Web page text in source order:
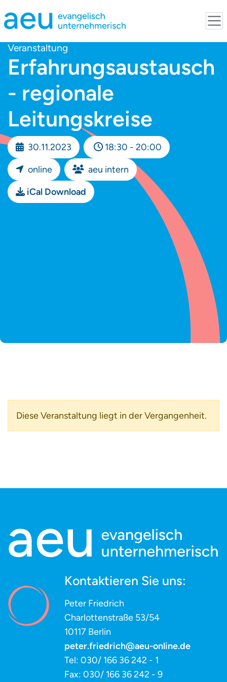
Veranstaltung
Erfahrungsaustausch
- regionale
Leitungskreise
30.11.2023
18:30 - 20:00
online
aeu intern
iCal Download
Diese Veranstaltung liegt in der Vergangenheit.
Kontaktieren Sie uns:
Peter Friedrich
Charlottenstraße 53/54
10117 Berlin
peter.friedrich@aeu-online.de
Tel: 030/ 166 36 242 - 1
Fax: 030/ 166 36 242 - 9